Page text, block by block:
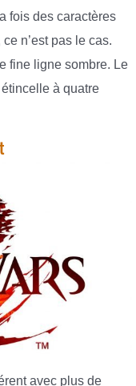
fois des caractères
n’est pas le cas.
fine ligne sombre. Le
à quatre
avec plus de